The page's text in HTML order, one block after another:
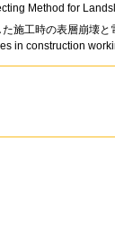
Method for
施工時の表層崩壊と
in construction